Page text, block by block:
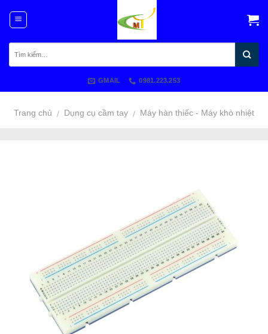
content
GMAIL 0981.223.253
Trang chủ / Dụng cụ cầm tay / Máy hàn thiếc - Máy khò nhiệt